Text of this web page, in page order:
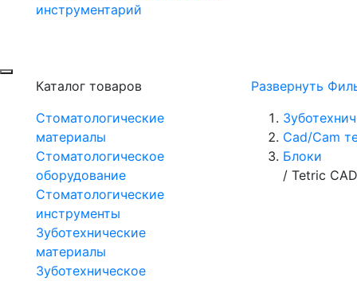
инструментарий
Каталог товаров
Стоматологические
материалы
Стоматологическое
оборудование
Стоматологические
инструменты
Зуботехнические
материалы
Зуботехническое
Развернуть
Сad/Cam
Блоки
/ Tetric